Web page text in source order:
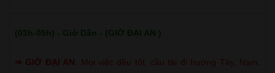
(03h-05h) - Giờ Dần - (GIỜ ĐẠI AN )
⇒ GIỜ ĐẠI AN
Mọi việc đều tốt, cầu tài đi hướng Tây, Nam.